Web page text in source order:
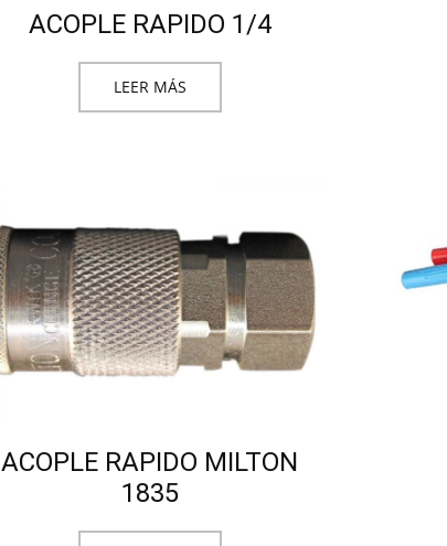
ACOPLE RAPIDO 1/4
LEER MÁS
ACOPLE RAPIDO MILTON
1835